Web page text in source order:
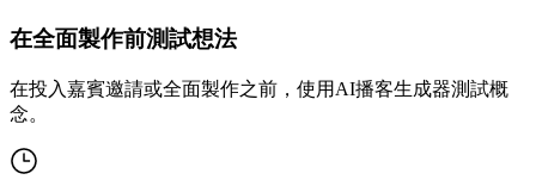
在全面製作前測試想法
在投入嘉賓邀請或全面製作之前，使用AI播客生成器測試概
念。